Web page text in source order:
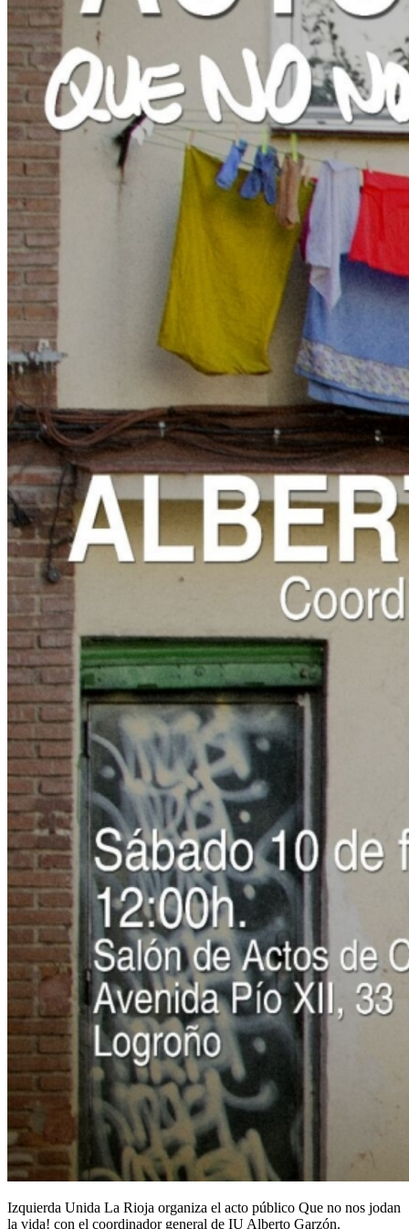
Izquierda Unida La Rioja organiza el acto público Que no nos jodan
la vida! con el coordinador general de IU Alberto Garzón.